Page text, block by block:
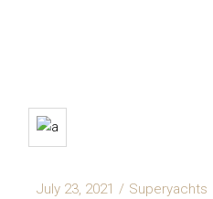
July 23, 2021 Superyachts